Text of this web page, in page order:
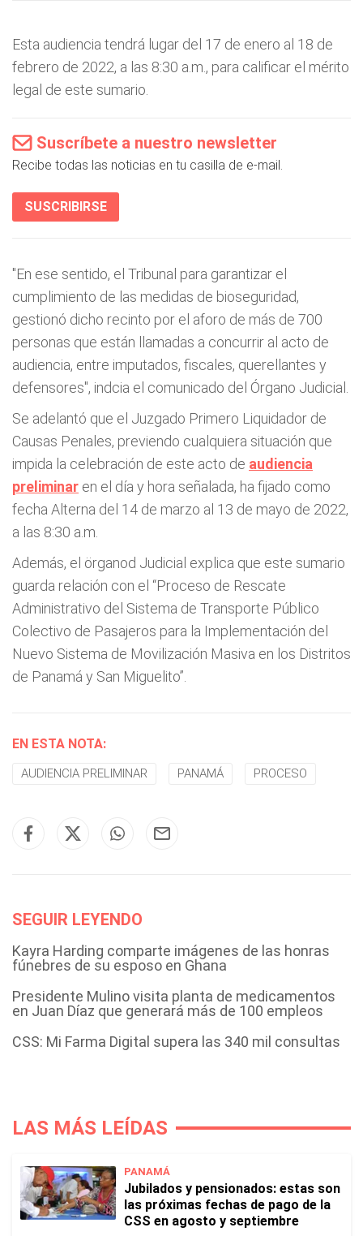
Esta audiencia tendrá lugar del 17 de enero al 18 de
febrero de 2022, a las 8:30 a.m., para calificar el mérito
legal de este sumario.
Suscríbete a nuestro newsletter
Recibe todas las noticias en tu casilla de e-mail.
SUSCRIBIRSE
"En ese sentido, el Tribunal para garantizar el
cumplimiento de las medidas de bioseguridad,
gestionó dicho recinto por el aforo de más de 700
personas que están llamadas a concurrir al acto de
audiencia, entre imputados, fiscales, querellantes y
defensores", indcia el comunicado del Órgano Judicial.
Se adelantó que el Juzgado Primero Liquidador de
Causas Penales, previendo cualquiera situación que
impida la celebración de este acto de audiencia
preliminar en el día y hora señalada, ha fijado como
fecha Alterna del 14 de marzo al 13 de mayo de 2022,
a las 8:30 a.m.
Además, el örganod Judicial explica que este sumario
guarda relación con el “Proceso de Rescate
Administrativo del Sistema de Transporte Público
Colectivo de Pasajeros para la Implementación del
Nuevo Sistema de Movilización Masiva en los Distritos
de Panamá y San Miguelito”.
EN ESTA NOTA:
AUDIENCIA PRELIMINAR PANAMÁ PROCESO
SEGUIR LEYENDO
Kayra Harding comparte imágenes de las honras
fúnebres de su esposo en Ghana
Presidente Mulino visita planta de medicamentos
en Juan Díaz que generará más de 100 empleos
CSS: Mi Farma Digital supera las 340 mil consultas
LAS MÁS LEÍDAS
PANAMÁ
Jubilados y pensionados: estas son
las próximas fechas de pago de la
CSS en agosto y septiembre